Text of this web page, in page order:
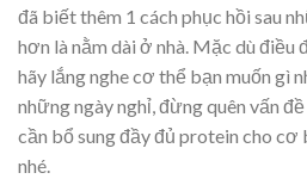
đã biết thêm 1 cách phục hồi sau
hơn là nằm dài ở nhà. Mặc dù điều
hãy lắng nghe cơ thể bạn muốn gì
những ngày nghỉ, đừng quên vấn
cần bổ sung đầy đủ protein cho cơ
nhé.